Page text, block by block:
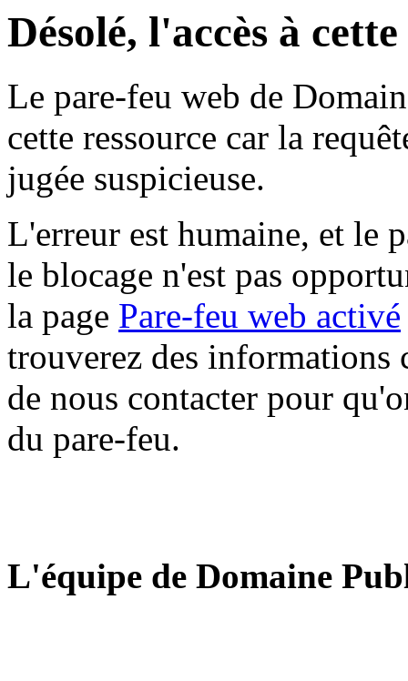
Désolé, l'accès à
Le pare-feu web de
cette ressource car la
jugée suspicieuse.
L'erreur est humaine, et le
le blocage n'est pas
la page Pare-feu web activé
trouverez des informations
de nous contacter pour
du pare-feu.
L'équipe de Domaine